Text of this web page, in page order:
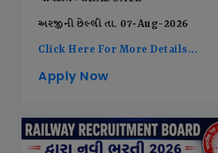
અરજીની છેલ્લી તા. 07-Aug-2026
Click Here For More Details...
Apply Now